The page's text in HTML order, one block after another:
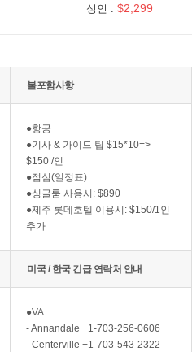
성인 : $2,299
불포함사항
●항공
●기사 & 가이드 팁 $15*10=>
$150 /인
●점심(일정표)
●싱글룸 사용시: $890
●제주 롯데호텔 이용시: $150/1인
추가
미국 / 한국 긴급 연락처 안내
●VA
- Annandale +1-703-256-0606
- Centerville +1-703-543-2322